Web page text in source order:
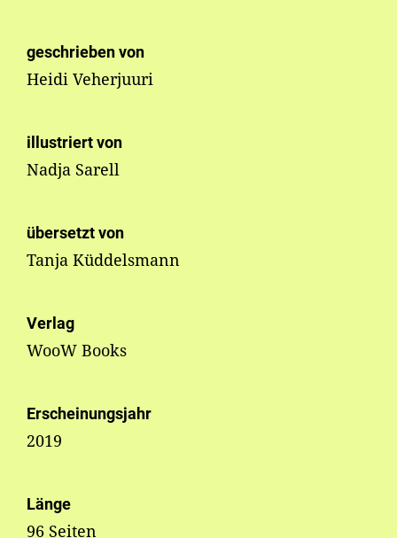
geschrieben von
Heidi Veherjuuri
illustriert von
Nadja Sarell
übersetzt von
Tanja Küddelsmann
Verlag
WooW Books
Erscheinungsjahr
2019
Länge
96 Seiten